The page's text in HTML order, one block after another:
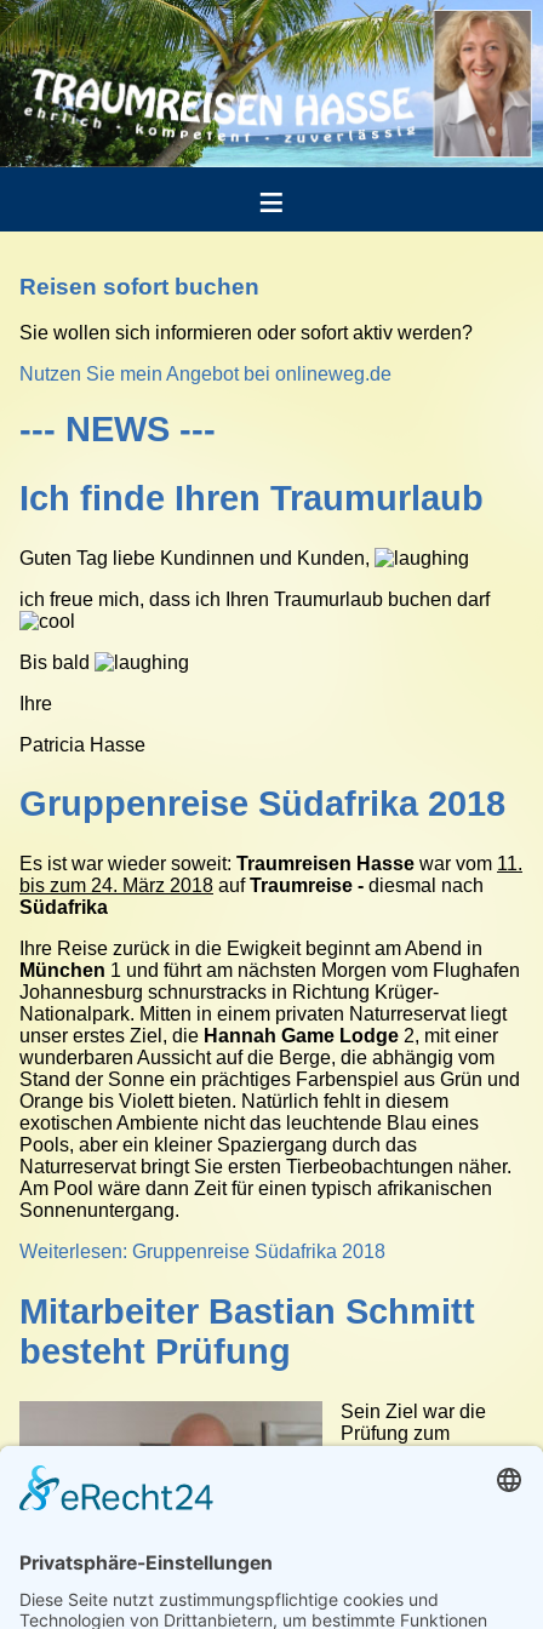
Reisen sofort buchen
Sie wollen sich informieren oder sofort aktiv werden?
Nutzen Sie mein Angebot bei onlineweg.de
--- NEWS ---
Ich finde Ihren Traumurlaub
Guten Tag liebe Kundinnen und Kunden,
ich freue mich, dass ich Ihren Traumurlaub buchen darf
Bis bald
Ihre
Patricia Hasse
Gruppenreise Südafrika 2018
Es ist war wieder soweit: Traumreisen Hasse war vom 11.
bis zum 24. März 2018 aufTraumreise - diesmal nach
Südafrika
Ihre Reise zurück in die Ewigkeit beginnt am Abend in
München 1 und führt am nächsten Morgen vom Flughafen
Johannesburg schnurstracks in Richtung Krüger-
Nationalpark. Mitten in einem privaten Naturreservat liegt
unser erstes Ziel, die Hannah Game Lodge 2, mit einer
wunderbaren Aussicht auf die Berge, die abhängig vom
Stand der Sonne ein prächtiges Farbenspiel aus Grün und
Orange bis Violett bieten. Natürlich fehlt in diesem
exotischen Ambiente nicht das leuchtende Blau eines
Pools, aber ein kleiner Spaziergang durch das
Naturreservat bringt Sie ersten Tierbeobachtungen näher.
Am Pool wäre dann Zeit für einen typisch afrikanischen
Sonnenuntergang.
Weiterlesen: Gruppenreise Südafrika 2018
Mitarbeiter Bastian Schmitt
besteht Prüfung
Sein Ziel war die
Prüfung zum